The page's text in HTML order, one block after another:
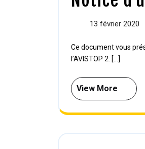
13 février 2020
Ce document vous présente la notice de montage et d’utilisation ainsi que les précautions d’utilisation de
l’AVISTOP 2. [...]
View More